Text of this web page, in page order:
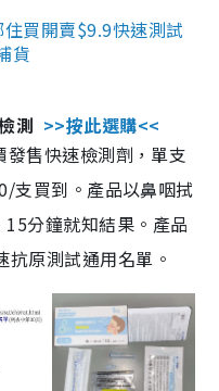
買開賣$9.9快速測試
貨
測 >>按此選購<<
售快速檢測劑，單支
支買到。產品以鼻咽拭
分鐘就知結果。產品
原測試通用名單。